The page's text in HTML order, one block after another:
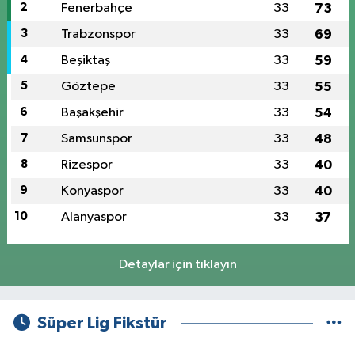
2 Fenerbahçe 33 73
3 Trabzonspor 33 69
4 Beşiktaş 33 59
5 Göztepe 33 55
6 Başakşehir 33 54
7 Samsunspor 33 48
8 Rizespor 33 40
9 Konyaspor 33 40
10 Alanyaspor 33 37
Detaylar için tıklayın
Süper Lig Fikstür